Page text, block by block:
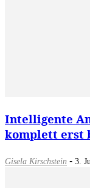
Intelligente
komplett erst
Gisela Kirschstein - 3.